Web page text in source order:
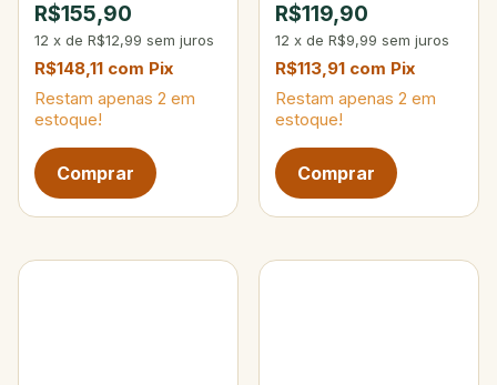
R$155,90
12 x de R$12,99 sem juros
R$148,11 com Pix
Restam apenas 2 em
estoque!
R$119,90
12 x de R$9,99 sem juros
R$113,91 com Pix
Restam apenas 2 em
estoque!